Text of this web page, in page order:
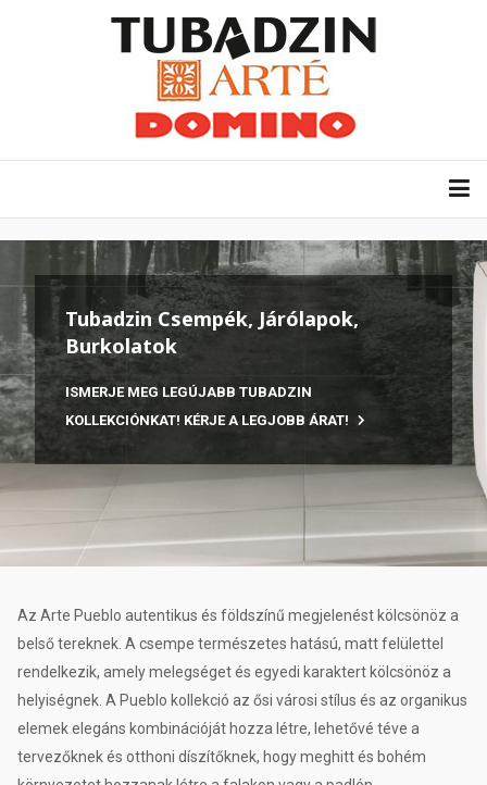
Tubadzin Csempék, Járólapok,
Burkolatok
ISMERJE MEG LEGÚJABB TUBADZIN
KOLLEKCIÓNKAT! KÉRJE A LEGJOBB ÁRAT!
Az Arte Pueblo autentikus és földszínű megjelenést kölcsönöz a
belső tereknek. A csempe természetes hatású, matt felülettel
rendelkezik, amely melegséget és egyedi karaktert kölcsönöz a
helyiségnek. A Pueblo kollekció az ősi városi stílus és az organikus
elemek elegáns kombinációját hozza létre, lehetővé téve a
tervezőknek és otthoni díszítőknek, hogy meghitt és bohém